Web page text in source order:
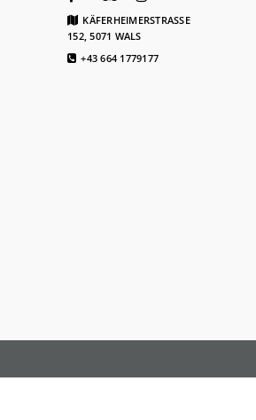
KÄFERHEIMERSTRASSE 1
52, 5071 WALS
+43 664 1779177